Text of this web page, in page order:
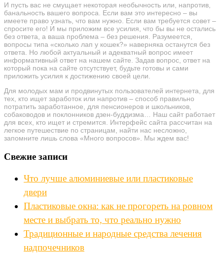
И пусть вас не смущает некоторая необычность или, напротив,
банальность вашего вопроса. Если вам это интересно – вы
имеете право узнать, что вам нужно. Если вам требуется совет –
спросите его! И мы приложим все усилия, что бы вы не остались
без ответа, а ваша проблема – без решения. Разумеется,
вопросы типа «сколько лап у кошек?» наверняка останутся без
ответа. Но любой актуальный и адекватный вопрос имеет
информативный ответ на нашем сайте. Задав вопрос, ответ на
который пока на сайте отсутствует, будьте готовы и сами
приложить усилия к достижению своей цели.
Для молодых мам и продвинутых пользователей интернета, для
тех, кто ищет заработок или напротив – способ правильно
потратить заработанное, для пенсионеров и школьников,
собаководов и поклонников дзен-буддизма… Наш сайт работает
для всех, кто ищет и стремится. Интерфейс сайта рассчитан на
легкое путешествие по страницам, найти нас несложно,
запомните лишь слова «Много вопросов». Мы ждем вас!
Свежие записи
Что лучше алюминиевые или пластиковые
двери
Пластиковые окна: как не прогореть на ровном
месте и выбрать то, что реально нужно
Традиционные и народные средства лечения
надпочечников